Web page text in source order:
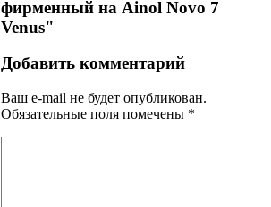
фирменный на Ainol Novo 7
Venus"
Добавить комментарий
Ваш e-mail не будет опубликован.
Обязательные поля помечены *